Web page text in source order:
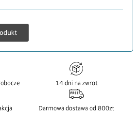
14 dni na zwrot
Darmowa dostawa od 800zł